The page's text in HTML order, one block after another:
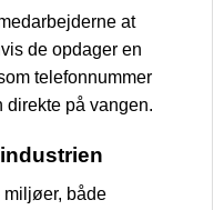
at
de opdager en
telefonnummer
direkte på vangen.
miljøer, både